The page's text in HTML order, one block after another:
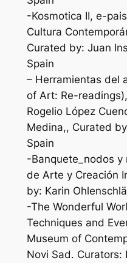
-Kosmotica II, e-
Cultura
Curated by: Juan
Spain
– Herramientas del
of Art: Re-
Rogelio López
Medina,, Curated
Spain
-Banquete_nodos y
de Arte y Creación
by: Karin
-The Wonderful
Techniques and
Museum of
Novi Sad. Curators: